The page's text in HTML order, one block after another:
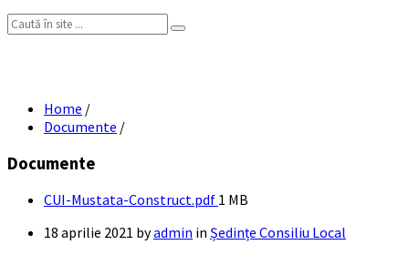
Search:
Home /
Documente /
Documente
CUI-Mustata-Construct.pdf File
1 MB
18 aprilie 2021 byadmin in Ședințe Consiliu Local